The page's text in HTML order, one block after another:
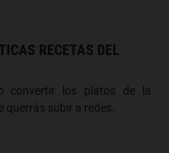
RECETAS DEL
convertir los platos de la
querrás subir a redes.